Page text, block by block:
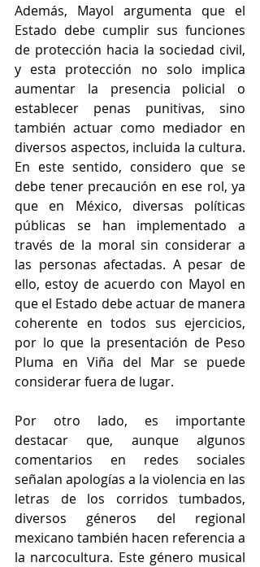
Además, Mayol argumenta que el
Estado debe cumplir sus funciones
de protección hacia la sociedad civil,
y esta protección no solo implica
aumentar la presencia policial o
establecer penas punitivas, sino
también actuar como mediador en
diversos aspectos, incluida la cultura.
En este sentido, considero que se
debe tener precaución en ese rol, ya
que en México, diversas políticas
públicas se han implementado a
través de la moral sin considerar a
las personas afectadas. A pesar de
ello, estoy de acuerdo con Mayol en
que el Estado debe actuar de manera
coherente en todos sus ejercicios,
por lo que la presentación de Peso
Pluma en Viña del Mar se puede
considerar fuera de lugar.
Por otro lado, es importante
destacar que, aunque algunos
comentarios en redes sociales
señalan apologías a la violencia en las
letras de los corridos tumbados,
diversos géneros del regional
mexicano también hacen referencia a
la narcocultura. Este género musical